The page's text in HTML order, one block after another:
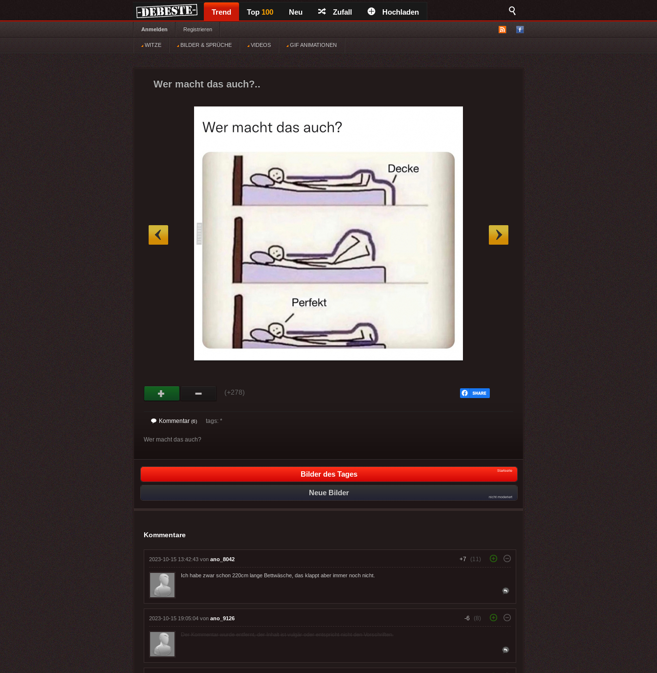
Trend Top 100 Neu Zufall Hochladen
Anmelden Registrieren
WITZE BILDER & SPRÜCHE VIDEOS GIF ANIMATIONEN
Wer macht das auch?..
(+278)
Kommentar (6) tags: *
Wer macht das auch?
Bilder des Tages Startseite
Neue Bilder
nicht moderiert
Kommentare
2023-10-15 13:42:43 von ano_8042 +7 (11)
Ich habe zwar schon 220cm lange Bettwäsche, das klappt aber immer noch nicht.
2023-10-15 19:05:04 von ano_9126 -6 (8)
Der Kommentar wurde entfernt, der Inhalt ist vulgär oder entspricht nicht den Vorschriften.